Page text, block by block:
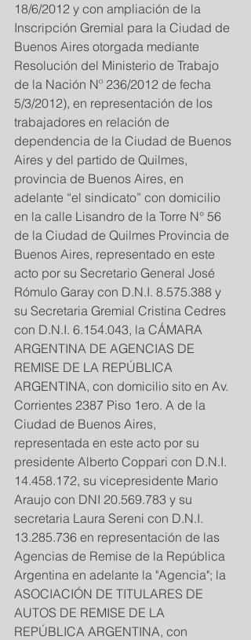
18/6/2012 y con ampliación de la
Inscripción Gremial para la Ciudad de
Buenos Aires otorgada mediante
Resolución del Ministerio de Trabajo
de la Nación Nº 236/2012 de fecha
5/3/2012), en representación de los
trabajadores en relación de
dependencia de la Ciudad de Buenos
Aires y del partido de Quilmes,
provincia de Buenos Aires, en
adelante “el sindicato” con domicilio
en la calle Lisandro de la Torre N° 56
de la Ciudad de Quilmes Provincia de
Buenos Aires, representado en este
acto por su Secretario General José
Rómulo Garay con D.N.I. 8.575.388 y
su Secretaria Gremial Cristina Cedres
con D.N.I. 6.154.043, la CÁMARA
ARGENTINA DE AGENCIAS DE
REMISE DE LA REPÚBLICA
ARGENTINA, con domicilio sito en Av.
Corrientes 2387 Piso 1ero. A de la
Ciudad de Buenos Aires,
representada en este acto por su
presidente Alberto Coppari con D.N.I.
14.458.172, su vicepresidente Mario
Araujo con DNI 20.569.783 y su
secretaria Laura Sereni con D.N.I.
13.285.736 en representación de las
Agencias de Remise de la República
Argentina en adelante la "Agencia"; la
ASOCIACIÓN DE TITULARES DE
AUTOS DE REMISE DE LA
REPÚBLICA ARGENTINA, con